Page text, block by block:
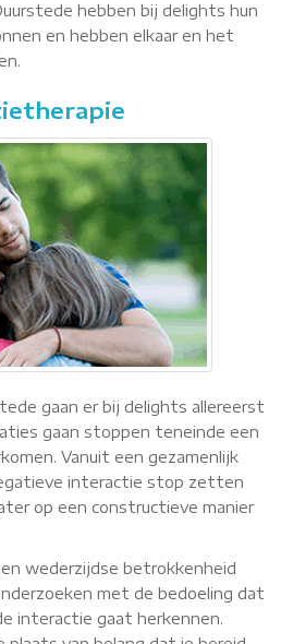
hebben bij delights hun
en hebben elkaar en het
gaan er bij delights allereerst
gaan stoppen teneinde een
Vanuit een gezamenlijk
interactie stop zetten
op een constructieve manier
wederzijdse betrokkenheid
met de bedoeling dat
interactie gaat herkennen.